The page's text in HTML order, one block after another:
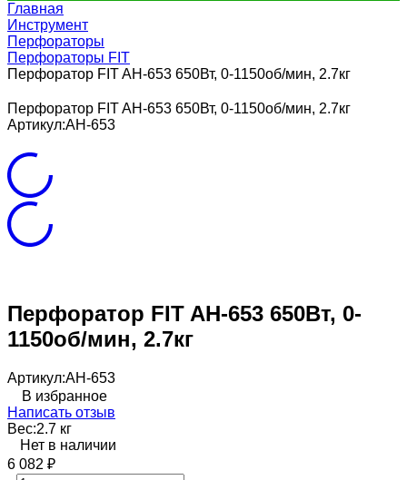
Главная
Инструмент
Перфораторы
Перфораторы FIT
Перфоратор FIT AH-653 650Вт, 0-1150об/мин, 2.7кг
Перфоратор FIT AH-653 650Вт, 0-1150об/мин, 2.7кг
Артикул:AH-653
Перфоратор FIT AH-653 650Вт, 0-
1150об/мин, 2.7кг
Артикул:AH-653
В избранное
Написать отзыв
Вес:2.7 кг
Нет в наличии
6 082 ₽